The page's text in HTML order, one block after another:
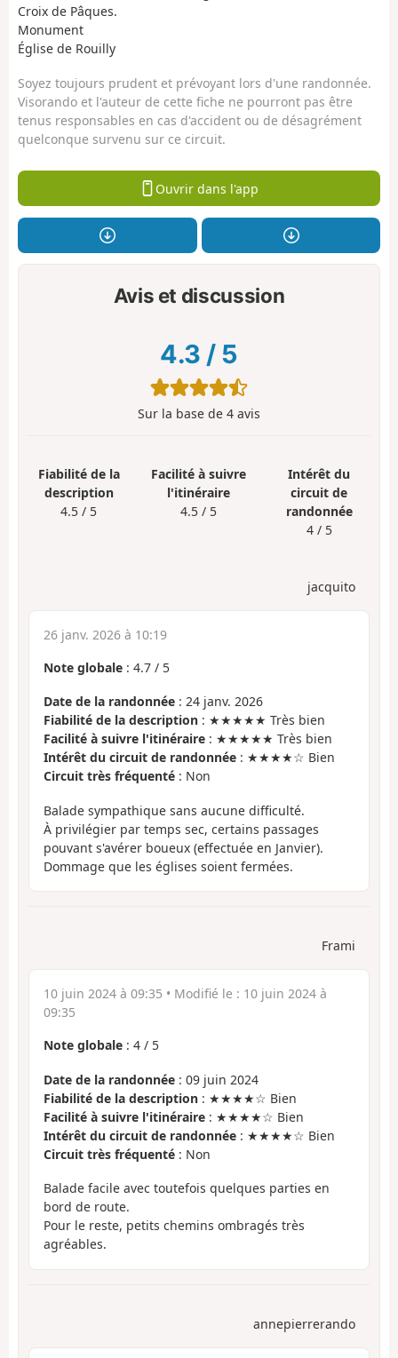
Croix de Pâques.
Monument
Église de Rouilly
Soyez toujours prudent et prévoyant lors d'une randonnée.
Visorando et l'auteur de cette fiche ne pourront pas être
tenus responsables en cas d'accident ou de désagrément
quelconque survenu sur ce circuit.
Ouvrir dans l'app
Avis et discussion
4.3 / 5
Sur la base de 4 avis
Fiabilité de la
description
4.5 / 5
Facilité à suivre
l'itinéraire
4.5 / 5
Intérêt du
circuit de
randonnée
4 / 5
jacquito
26 janv. 2026 à 10:19
Note globale : 4.7 / 5
Date de la randonnée : 24 janv. 2026
Fiabilité de la description : ★★★★★ Très bien
Facilité à suivre l'itinéraire : ★★★★★ Très bien
Intérêt du circuit de randonnée : ★★★★☆ Bien
Circuit très fréquenté : Non
Balade sympathique sans aucune difficulté.
À privilégier par temps sec, certains passages
pouvant s'avérer boueux (effectuée en Janvier).
Dommage que les églises soient fermées.
Frami
10 juin 2024 à 09:35 • Modifié le : 10 juin 2024 à
09:35
Note globale : 4 / 5
Date de la randonnée : 09 juin 2024
Fiabilité de la description : ★★★★☆ Bien
Facilité à suivre l'itinéraire : ★★★★☆ Bien
Intérêt du circuit de randonnée : ★★★★☆ Bien
Circuit très fréquenté : Non
Balade facile avec toutefois quelques parties en
bord de route.
Pour le reste, petits chemins ombragés très
agréables.
annepierrerando